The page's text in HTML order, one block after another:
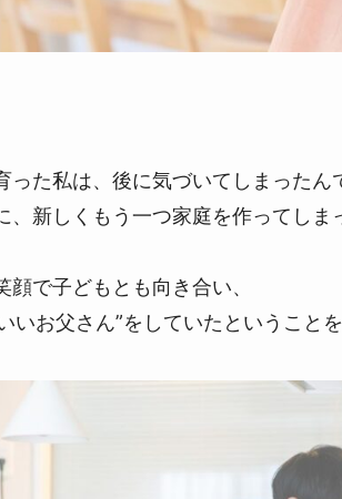
った私は、後に気づいてしまったん
、新しくもう一つ家庭を作ってしま
で子どもとも向き合い、
いお父さん”をしていたということを